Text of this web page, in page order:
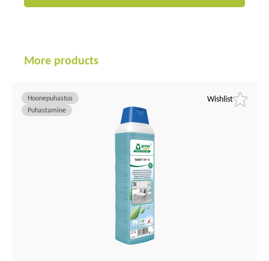
More products
Wishlist
Hoonepuhastus
Puhastamine